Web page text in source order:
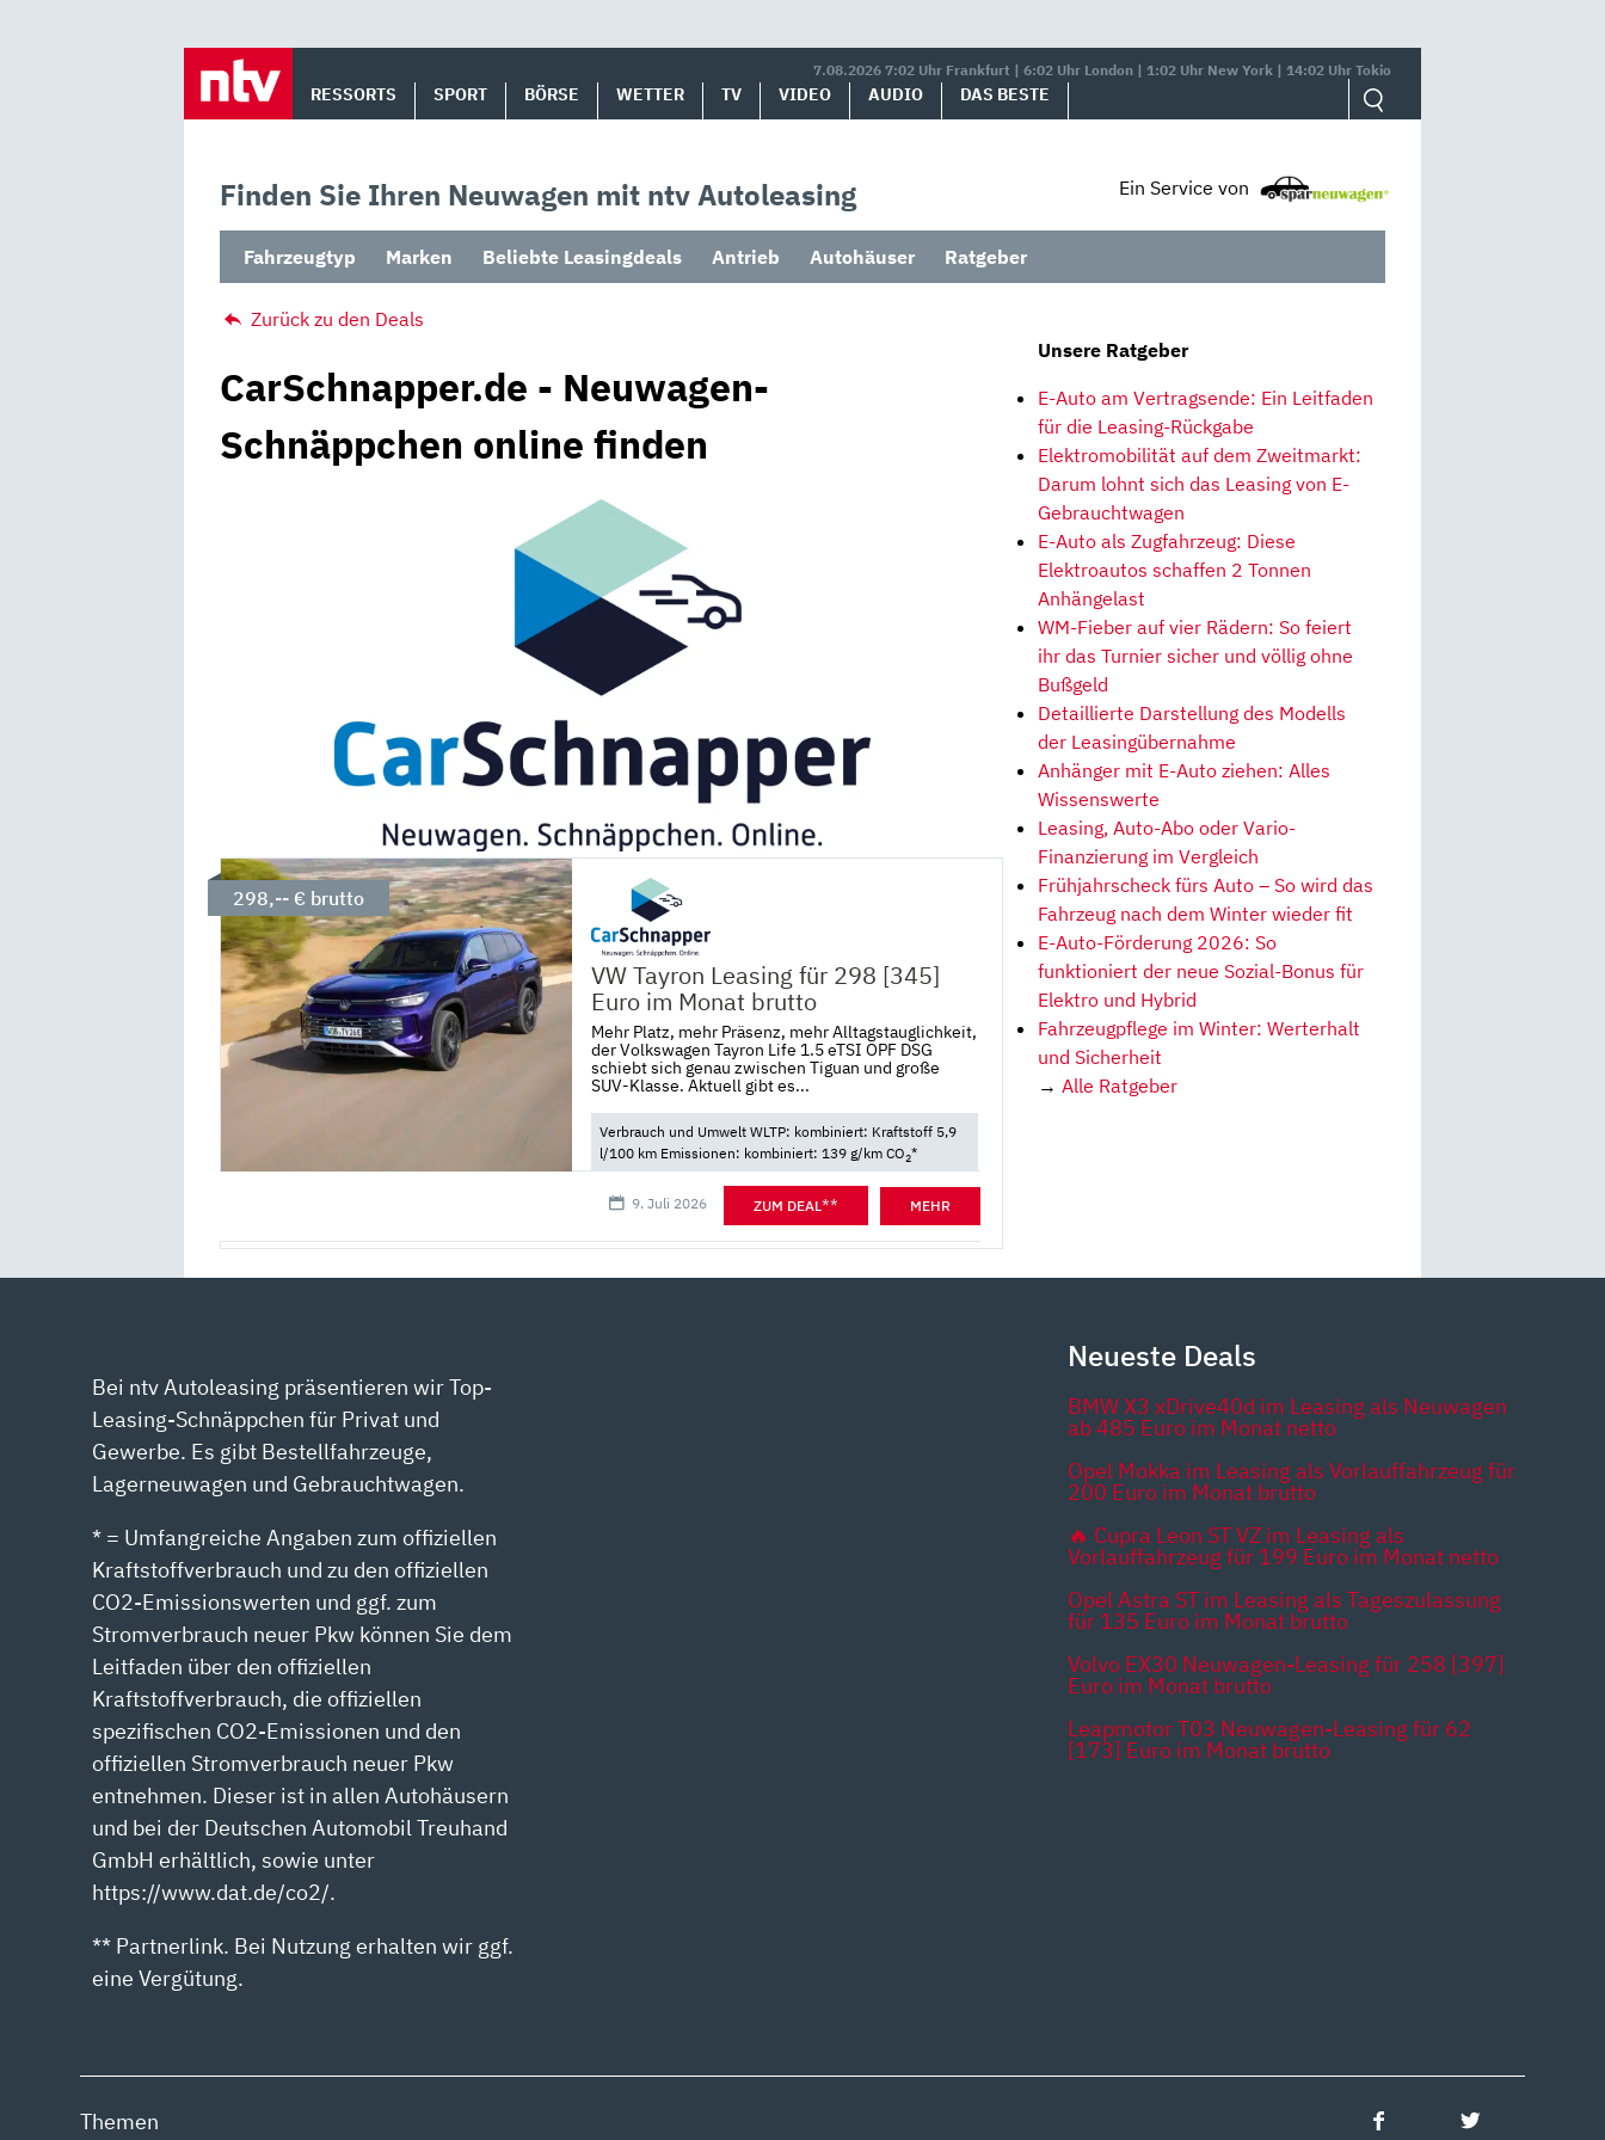
7.08.2026 7:02 Uhr Frankfurt | 6:02 Uhr London | 1:02 Uhr New York | 14:02 Uhr Tokio
RESSORTS SPORT BÖRSE WETTER TV VIDEO AUDIO DAS BESTE
Finden Sie Ihren Neuwagen mit ntv Autoleasing Ein Service von
Fahrzeugtyp Marken Beliebte Leasingdeals Antrieb Autohäuser Ratgeber
Zurück zu den Deals
CarSchnapper.de - Neuwagen-
Schnäppchen online finden
VW Tayron Leasing für 298 [345]
Euro im Monat brutto
Mehr Platz, mehr Präsenz, mehr Alltagstauglichkeit,
der Volkswagen Tayron Life 1.5 eTSI OPF DSG
schiebt sich genau zwischen Tiguan und große
SUV-Klasse. Aktuell gibt es...
Verbrauch und Umwelt WLTP: kombiniert: Kraftstoff 5,9
l/100 km Emissionen: kombiniert: 139 g/km CO2*
9. Juli 2026 ZUM DEAL** MEHR
298,-- € brutto
Unsere Ratgeber
E-Auto am Vertragsende: Ein Leitfaden
für die Leasing-Rückgabe
Elektromobilität auf dem Zweitmarkt:
Darum lohnt sich das Leasing von E-
Gebrauchtwagen
E-Auto als Zugfahrzeug: Diese
Elektroautos schaffen 2 Tonnen
Anhängelast
WM-Fieber auf vier Rädern: So feiert
ihr das Turnier sicher und völlig ohne
Bußgeld
Detaillierte Darstellung des Modells
der Leasingübernahme
Anhänger mit E-Auto ziehen: Alles
Wissenswerte
Leasing, Auto-Abo oder Vario-
Finanzierung im Vergleich
Frühjahrscheck fürs Auto – So wird das
Fahrzeug nach dem Winter wieder fit
E-Auto-Förderung 2026: So
funktioniert der neue Sozial-Bonus für
Elektro und Hybrid
Fahrzeugpflege im Winter: Werterhalt
und Sicherheit
→ Alle Ratgeber
Bei ntv Autoleasing präsentieren wir Top-
Leasing-Schnäppchen für Privat und
Gewerbe. Es gibt Bestellfahrzeuge,
Lagerneuwagen und Gebrauchtwagen.
* = Umfangreiche Angaben zum offiziellen
Kraftstoffverbrauch und zu den offiziellen
CO2-Emissionswerten und ggf. zum
Stromverbrauch neuer Pkw können Sie dem
Leitfaden über den offiziellen
Kraftstoffverbrauch, die offiziellen
spezifischen CO2-Emissionen und den
offiziellen Stromverbrauch neuer Pkw
entnehmen. Dieser ist in allen Autohäusern
und bei der Deutschen Automobil Treuhand
GmbH erhältlich, sowie unter
https://www.dat.de/co2/.
** Partnerlink. Bei Nutzung erhalten wir ggf.
eine Vergütung.
Neueste Deals
BMW X3 xDrive40d im Leasing als Neuwagen
ab 485 Euro im Monat netto
Opel Mokka im Leasing als Vorlauffahrzeug für
200 Euro im Monat brutto
🔥 Cupra Leon ST VZ im Leasing als
Vorlauffahrzeug für 199 Euro im Monat netto
Opel Astra ST im Leasing als Tageszulassung
für 135 Euro im Monat brutto
Volvo EX30 Neuwagen-Leasing für 258 [397]
Euro im Monat brutto
Leapmotor T03 Neuwagen-Leasing für 62
[173] Euro im Monat brutto
Themen